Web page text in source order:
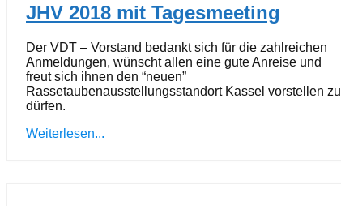
JHV 2018 mit Tagesmeeting
Der VDT – Vorstand bedankt sich für die zahlreichen
Anmeldungen, wünscht allen eine gute Anreise und
freut sich ihnen den “neuen”
Rassetaubenausstellungsstandort Kassel vorstellen zu
dürfen.
Weiterlesen...